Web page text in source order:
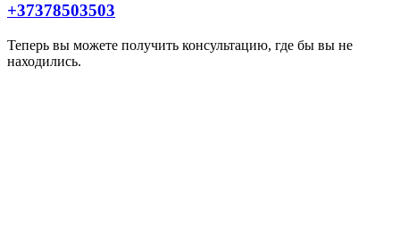
+37378503503
Теперь вы можете получить консультацию, где бы вы не
находились.